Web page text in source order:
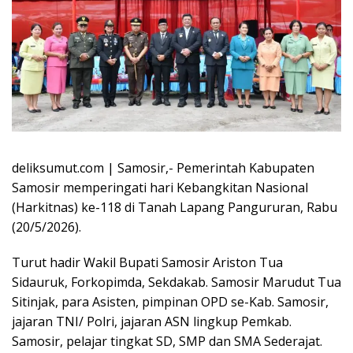
deliksumut.com | Samosir,- Pemerintah Kabupaten
Samosir memperingati hari Kebangkitan Nasional
(Harkitnas) ke-118 di Tanah Lapang Pangururan, Rabu
(20/5/2026).
Turut hadir Wakil Bupati Samosir Ariston Tua
Sidauruk, Forkopimda, Sekdakab. Samosir Marudut Tua
Sitinjak, para Asisten, pimpinan OPD se-Kab. Samosir,
jajaran TNI/ Polri, jajaran ASN lingkup Pemkab.
Samosir, pelajar tingkat SD, SMP dan SMA Sederajat.